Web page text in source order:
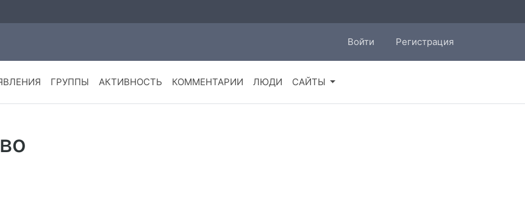
Войти Регистрация
ГРУППЫ АКТИВНОСТЬ КОММЕНТАРИИ ЛЮДИ САЙТЫ